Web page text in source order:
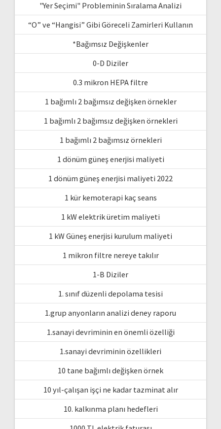
"Yer Seçimi" Probleminin Sıralama Analizi
“O” ve “Hangisi” Gibi Göreceli Zamirleri Kullanın
*Bağımsız Değişkenler
0-D Diziler
0.3 mikron HEPA filtre
1 bağımlı 2 bağımsız değişken örnekler
1 bağımlı 2 bağımsız değişken örnekleri
1 bağımlı 2 bağımsız örnekleri
1 dönüm güneş enerjisi maliyeti
1 dönüm güneş enerjisi maliyeti 2022
1 kür kemoterapi kaç seans
1 kW elektrik üretim maliyeti
1 kW Güneş enerjisi kurulum maliyeti
1 mikron filtre nereye takılır
1-B Diziler
1. sınıf düzenli depolama tesisi
1.grup anyonların analizi deney raporu
1.sanayi devriminin en önemli özelliği
1.sanayi devriminin özellikleri
10 tane bağımlı değişken örnek
10 yıl-çalışan işçi ne kadar tazminat alır
10. kalkınma planı hedefleri